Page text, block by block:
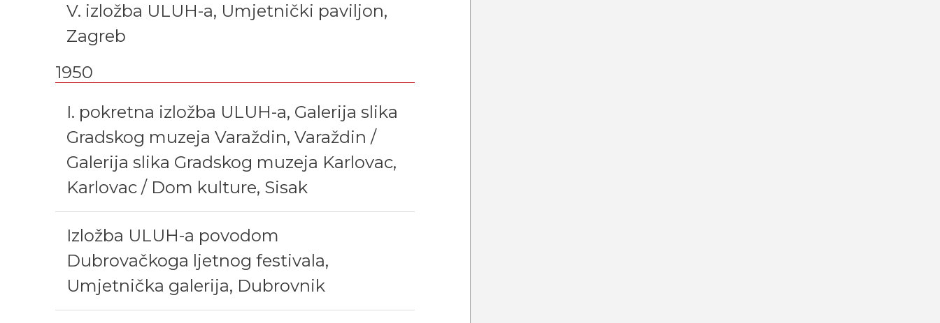
V. izložba ULUH-a, Umjetnički paviljon,
Zagreb
1950
I. pokretna izložba ULUH-a, Galerija slika
Gradskog muzeja Varaždin, Varaždin /
Galerija slika Gradskog muzeja Karlovac,
Karlovac / Dom kulture, Sisak
Izložba ULUH-a povodom
Dubrovačkoga ljetnog festivala,
Umjetnička galerija, Dubrovnik